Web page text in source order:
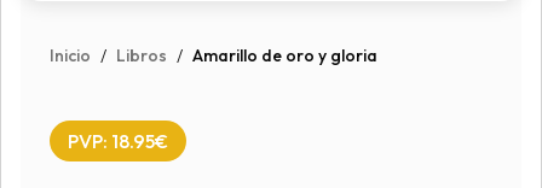
Inicio / Libros / Amarillo de oro y gloria
PVP: 18.95€